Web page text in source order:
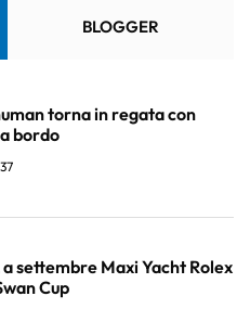
BLOGGER
torna in regata con
bordo
settembre Maxi Yacht Rolex
Cup